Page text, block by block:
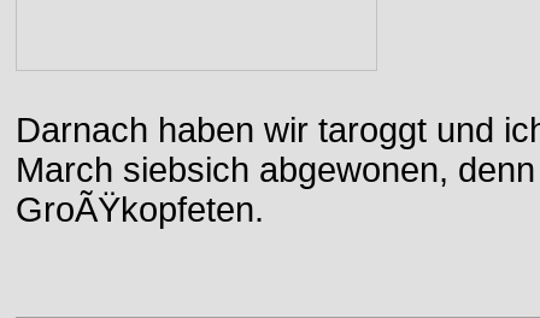
Darnach haben wir taroggt und
March siebsich abgewonen,
GroÃŸkopfeten.